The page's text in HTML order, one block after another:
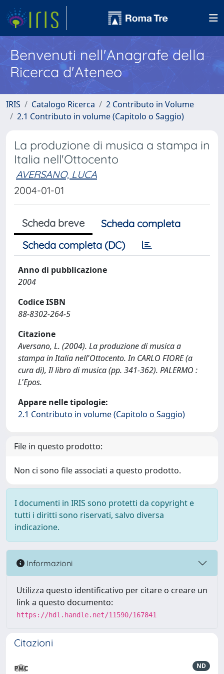
Benvenuti nell'Anagrafe della
Ricerca d'Ateneo
IRIS Catalogo Ricerca
2 Contributo in Volume
2.1 Contributo in volume (Capitolo o Saggio)
La produzione di musica a stampa in
Italia nell'Ottocento
AVERSANO, LUCA
2004-01-01
Scheda breve
Scheda completa
Scheda completa (DC)
Anno di pubblicazione
2004
Codice ISBN
88-8302-264-5
Citazione
Aversano, L. (2004). La produzione di musica a
stampa in Italia nell'Ottocento. In CARLO FIORE (a
cura di), Il libro di musica (pp. 341-362). PALERMO :
L'Epos.
Appare nelle tipologie:
2.1 Contributo in volume (Capitolo o Saggio)
File in questo prodotto:
Non ci sono file associati a questo prodotto.
I documenti in IRIS sono protetti da copyright e
tutti i diritti sono riservati, salvo diversa
indicazione.
Informazioni
Utilizza questo identificativo per citare o creare un
link a questo documento:
https://hdl.handle.net/11590/167841
Citazioni
ND